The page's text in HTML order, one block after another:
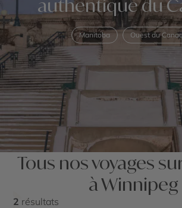
authentique du
Manitoba Ouest du
Tous nos voyages
à Winnipeg
2 résultats